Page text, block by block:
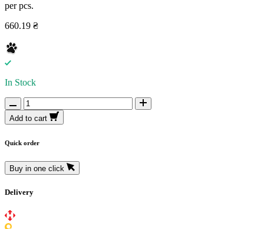
per pcs.
660.19 ₴
In Stock
Add to cart
Quick order
Buy in one click
Delivery